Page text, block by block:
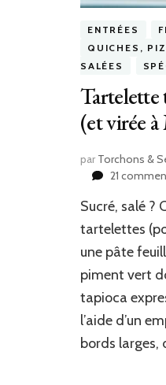
ENTRÉES
QUICHES,
SALÉES
Tartelette
(et virée
par Torchons &
21
Sucré, salé ?
tartelettes
une pâte
piment vert
tapioca
l’aide d’un
bords larges,